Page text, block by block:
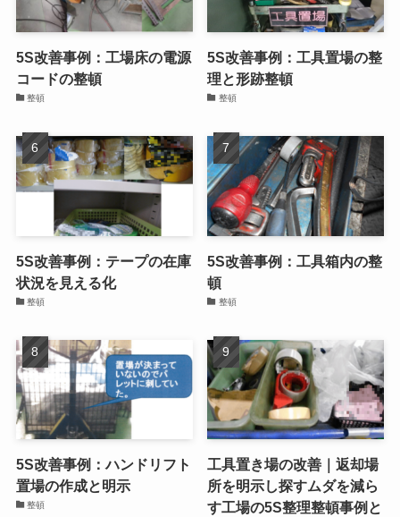
5S改善事例：工場床の電源
コードの整頓
整頓
5S改善事例：工具置場の整
理と形跡整頓
整頓
5S改善事例：テープの在庫
状況を見える化
整頓
5S改善事例：工具箱内の整
頓
整頓
5S改善事例：ハンドリフト
置場の作成と明示
整頓
工具置き場の改善｜返却場
所を明示し探すムダを減ら
す工場の5S整理整頓事例と